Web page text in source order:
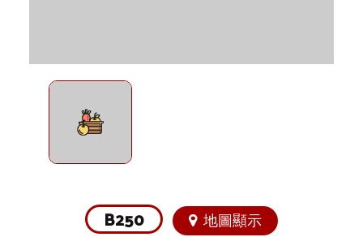
B250 地圖顯示